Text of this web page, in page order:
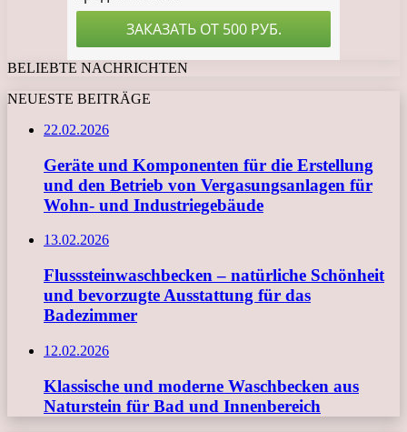
BELIEBTE NACHRICHTEN
NEUESTE BEITRÄGE
22.02.2026
Geräte und Komponenten für die Erstellung
und den Betrieb von Vergasungsanlagen für
Wohn- und Industriegebäude
13.02.2026
Flusssteinwaschbecken – natürliche Schönheit
und bevorzugte Ausstattung für das
Badezimmer
12.02.2026
Klassische und moderne Waschbecken aus
Naturstein für Bad und Innenbereich